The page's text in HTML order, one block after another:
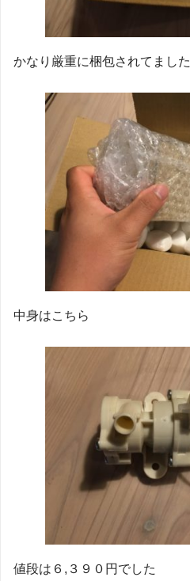
かなり厳重に梱包されてました
中身はこちら
値段は６,３９０円でした